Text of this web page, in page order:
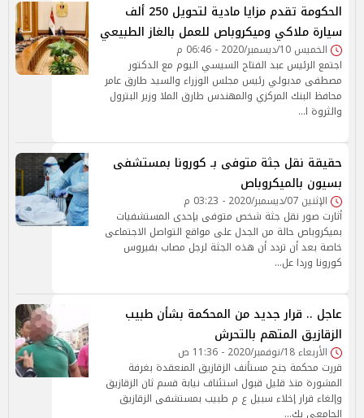
الحكومة تقدم مزايا مادية لتحويل 250 ألف
سيارة ملاكي وميكروباص للعمل بالغاز الطبيعي
الخميس 10/ديسمبر/2020 - 06:46 م
اجتمع الرئيس عبد الفتاح السيسي اليوم مع الدكتور
مصطفى مدبولي رئيس مجلس الوزراء والسيد طارق عامر
محافظ البنك المركزي والمهندس طارق الملا وزير البترول
والثروة ا…
حقيقة نقل جثة متوفى بـ كورونا بمستشفى
بسيون بالميكروباص
الإثنين 07/ديسمبر/2020 - 03:23 م
أثارت صور نقل جثة شخص متوفى بإحدى المستشفيات
بميكروباص حالة من الجدل على مواقع التواصل الاجتماعى
خاصة بعد أن تردد أن هذه الجثة لرجل مصاب بفيروس
كورونا وردا عل…
عاجل .. قرار جديد من المحكمة بشأن طبيب
الزقازيق المتهم بالتحرش
الأربعاء 18/نوفمبر/2020 - 11:36 ص
قررت محكمة جنح مستأنف الزقازيق المنعقدة بغرفة
المشورة منذ قليل قبول استئناف نيابة قسم ثان الزقازيق
وإلغاء قرار إخلاء سبيل ع م طبيب بمستشفى الزقازيق
الجامعى بك…